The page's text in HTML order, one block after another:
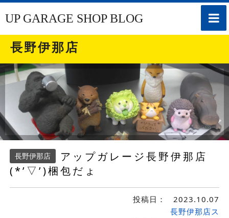
toggle
UP GARAGE SHOP BLOG
長野伊那店
長野伊那店
アップガレージ長野伊那店
(*’▽’)梱包だょ
投稿日： 2023.10.07
長野伊那店ス